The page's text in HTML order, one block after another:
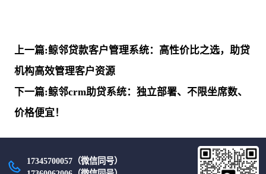
上一篇:鲸邻贷款客户管理系统：高性价比之选，助贷
机构高效管理客户资源
下一篇:鲸邻crm助贷系统：独立部署、不限坐席数、
价格便宜！
17345700057（微信同号）